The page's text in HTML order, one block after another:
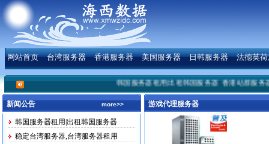
网站首页 台湾服务器 香港服务器 美国服务器 日韩服务器 法德英
韩国服务器租用|出租韩国服务器香港站群服务器美国
新闻公告 more>>
韩国服务器租用|出租韩国服务器
稳定台湾服务器,台湾服务器租用
游戏代理服务器